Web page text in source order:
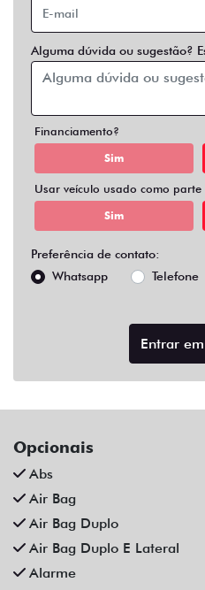
Whatsapp
Telefone
Opcionais
Abs
Air Bag
Apple Carplay
Ar Condicionado
Ar Quente
Bancos Em Couro
Bluetooth
Central Multimídia
Central Multimídia Bluetooth
Chave Presencial